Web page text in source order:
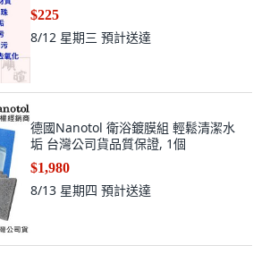
$225
8/12 星期三 預計送達
德國Nanotol 衛浴鍍膜組 輕鬆清潔水
垢 台灣公司貨品質保證, 1個
$1,980
8/13 星期四 預計送達